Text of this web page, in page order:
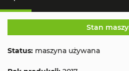
Stan
Status: maszyna używana